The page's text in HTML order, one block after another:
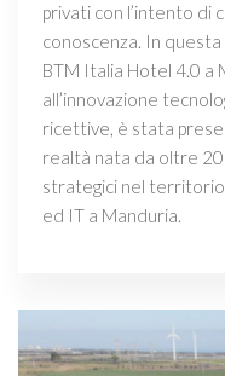
privati con l’intento di
conoscenza. In
BTM Italia Hotel 4.0 a
all’innovazione
ricettive, è stata
realtà nata da oltre
strategici nel
ed IT a Manduria.